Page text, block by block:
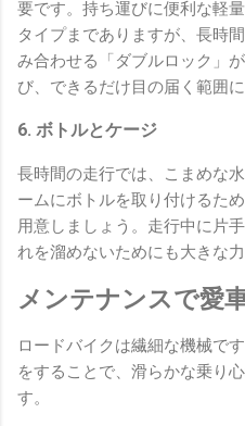
要です。持ち運びに便利な軽
タイプまでありますが、長時
み合わせる「ダブルロック」
び、できるだけ目の届く範囲
6. ボトルとケージ
長時間の走行では、こまめな
ームにボトルを取り付けるた
用意しましょう。走行中に片
れを溜めないためにも大きな力
メンテナンスで愛
ロードバイクは繊細な機械で
をすることで、滑らかな乗り
す。